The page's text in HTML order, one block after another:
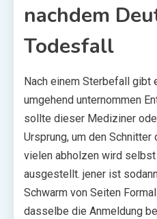
nachdem
Todesfall
Nach einem Sterbefall gibt
umgehend unternommen
sollte dieser Mediziner
Ursprung, um den
vielen abholzen wird
ausgestellt. jener ist
Schwarm von Seiten
dasselbe die Anmeldung